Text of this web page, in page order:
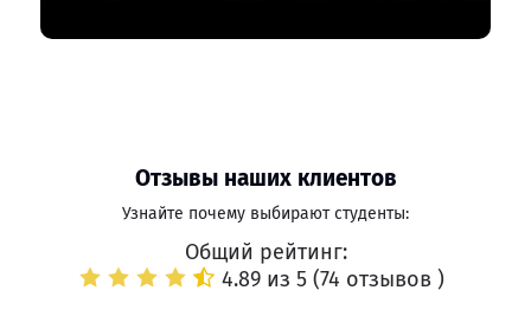
Отзывы наших клиентов
Узнайте почему выбирают студенты:
Общий рейтинг:
4.89 из 5 (74 отзывов )